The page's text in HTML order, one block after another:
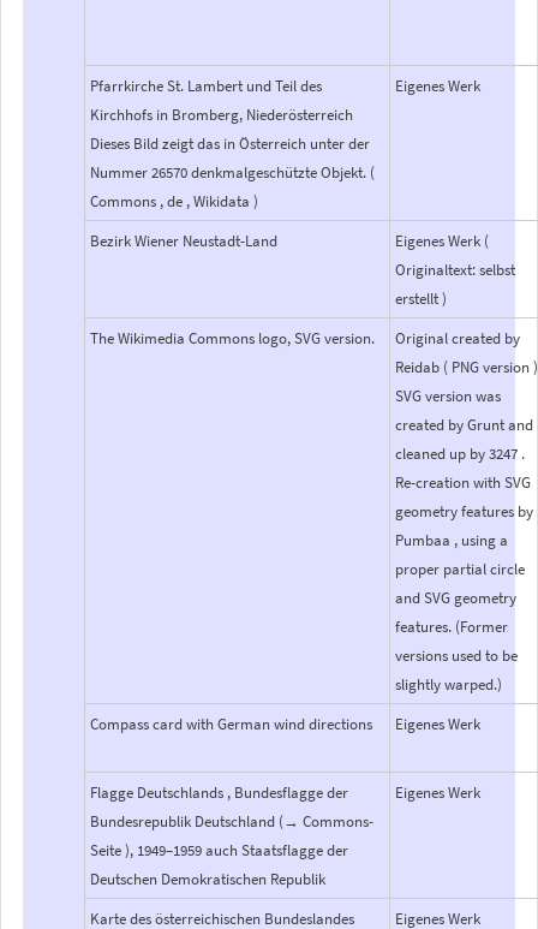
Pfarrkirche St. Lambert und Teil des
Kirchhofs in Bromberg, Niederösterreich
Dieses Bild zeigt das in Österreich unter der
Nummer 26570 denkmalgeschützte Objekt. (
Commons , de , Wikidata )
Eigenes Werk
Bezirk Wiener Neustadt-Land
Eigenes Werk (
Originaltext: selbst
erstellt )
The Wikimedia Commons logo, SVG version.
Original created by
Reidab ( PNG version )
SVG version was
created by Grunt and
cleaned up by 3247 .
Re-creation with SVG
geometry features by
Pumbaa , using a
proper partial circle
and SVG geometry
features. (Former
versions used to be
slightly warped.)
Compass card with German wind directions Eigenes Werk
Flagge Deutschlands , Bundesflagge der
Bundesrepublik Deutschland (→ Commons-
Seite ), 1949–1959 auch Staatsflagge der
Deutschen Demokratischen Republik
Eigenes Werk
Karte des österreichischen Bundeslandes
Eigenes Werk